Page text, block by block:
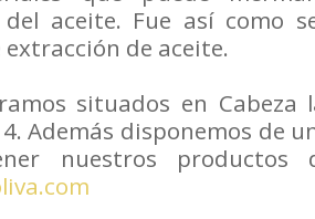
aceite. Fue así como
extracción de aceite.
situados en Cabeza
Además disponemos de
nuestros productos